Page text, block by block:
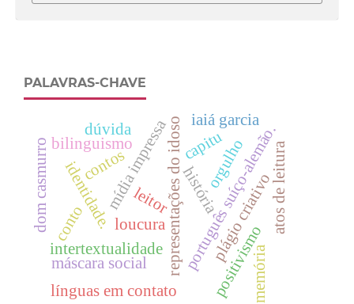
PALAVRAS-CHAVE
representações do idoso
mídia impressa
identidade.
línguas em contato
bilinguismo português suíço-alemão.
intertextualidade plágio criativo
contos
loucura
conto
história
positivismo
capitu
dúvida
memória
atos de leitura
leitor
máscara social
iaiá garcia
orgulho
dom casmurro